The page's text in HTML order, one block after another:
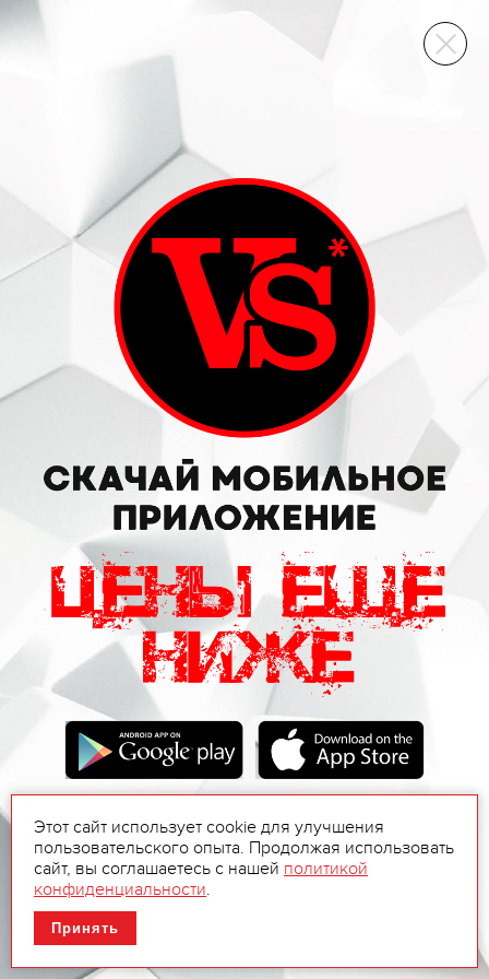
ВИННЫЙ СКЛАД
Этот сайт использует cookie для улучшения
пользовательского опыта. Продолжая использовать
сайт, вы соглашаетесь с нашей политикой
конфиденциальности.
Принять